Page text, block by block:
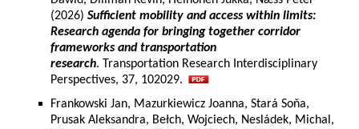
(2026) Sufficient mobility and access within limits:
Research agenda for bringing together corridor
frameworks and transportation
research. Transportation Research Interdisciplinary
Perspectives, 37, 102029.
Frankowski Jan, Mazurkiewicz Joanna, Stará Soňa,
Prusak Aleksandra, Bełch, Wojciech, Nesládek, Michal,